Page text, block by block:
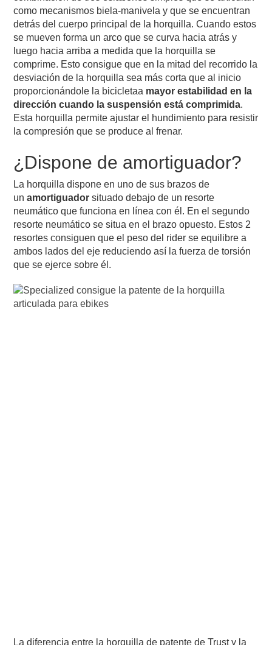
como mecanismos biela-manivela y que se encuentran
detrás del cuerpo principal de la horquilla. Cuando estos
se mueven forma un arco que se curva hacia atrás y
luego hacia arriba a medida que la horquilla se
comprime. Esto consigue que en la mitad del recorrido la
desviación de la horquilla sea más corta que al inicio
proporcionándole la bicicletaa mayor estabilidad en la
dirección cuando la suspensión está comprimida.
Esta horquilla permite ajustar el hundimiento para resistir
la compresión que se produce al frenar.
¿Dispone de amortiguador?
La horquilla dispone en uno de sus brazos de
unamortiguador situado debajo de un resorte
neumático que funciona en línea con él. En el segundo
resorte neumático se situa en el brazo opuesto. Estos 2
resortes consiguen que el peso del rider se equilibre a
ambos lados del eje reduciendo así la fuerza de torsión
que se ejerce sobre él.
La diferencia entre la horquilla de patente de Trust y la